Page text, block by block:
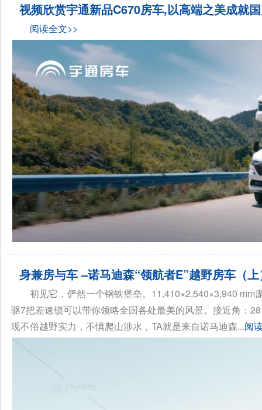
视频欣赏宇通新品C670房车,以高端之美成就
阅读全文>>
身兼房与车 –诺马迪森“领航者E”越野房车（
初见它，俨然一个钢铁堡垒。11,410×2,540×3,940
驱7把差速锁可以带你领略全国各处最美的风景。接近角：
现不俗越野实力，不惧爬山涉水，TA就是来自诺马迪森...阅